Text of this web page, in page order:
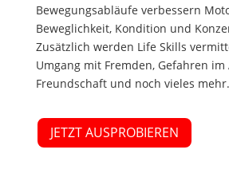
Bewegungsabläufe verbessern
Beweglichkeit, Kondition und
Zusätzlich werden Life Skills
Umgang mit Fremden, Gefahren im
Freundschaft und noch vieles mehr.
JETZT AUSPROBIEREN